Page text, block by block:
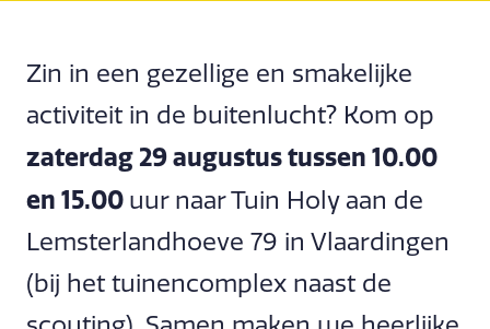
Zin in een gezellige en smakelijke
activiteit in de buitenlucht? Kom op
zaterdag 29 augustus tussen 10.00
en 15.00 uur naar Tuin Holy aan de
Lemsterlandhoeve 79 in Vlaardingen
(bij het tuinencomplex naast de